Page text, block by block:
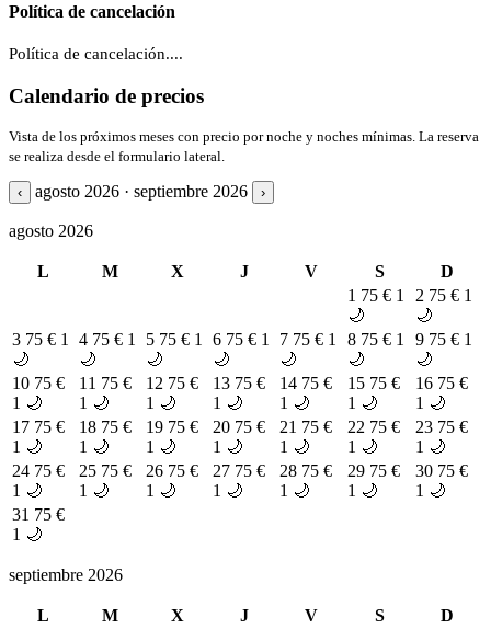
Política de cancelación
Política de cancelación....
Calendario de precios
Vista de los próximos meses con precio por noche y noches mínimas. La reserva
se realiza desde el formulario lateral.
‹ agosto 2026 · septiembre 2026 ›
agosto 2026
L M X J V S
D
1 75 € 1
🌙
2 75 € 1
🌙
3 75 € 1
🌙
4 75 € 1
🌙
5 75 € 1
🌙
6 75 € 1
🌙
7 75 € 1
🌙
8 75 € 1
🌙
9 75 € 1
🌙
10 75 €
1 🌙
11 75 €
1 🌙
12 75 €
1 🌙
13 75 €
1 🌙
14 75 €
1 🌙
15 75 €
1 🌙
16 75 €
1 🌙
17 75 €
1 🌙
18 75 €
1 🌙
19 75 €
1 🌙
20 75 €
1 🌙
21 75 €
1 🌙
22 75 €
1 🌙
23 75 €
1 🌙
24 75 €
1 🌙
25 75 €
1 🌙
26 75 €
1 🌙
27 75 €
1 🌙
28 75 €
1 🌙
29 75 €
1 🌙
30 75 €
1 🌙
31 75 €
1 🌙
septiembre 2026
L M X J V S
D